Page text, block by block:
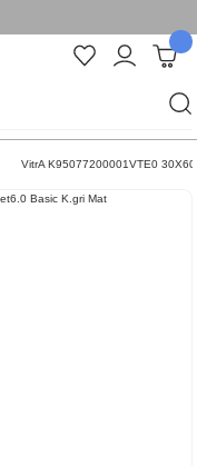
VitrA K95077200001VTE0